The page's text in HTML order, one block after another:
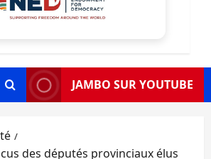
JAMBO SUR YOUTUBE
des députés provinciaux élus